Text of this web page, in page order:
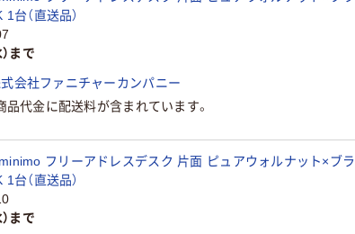
台（直送品）
まで
会社ファニチャーカンパニー
代金に配送料が含まれています。
minimo フリーアドレスデスク 片面 ピュアウォルナット×ブラ
台（直送品）
まで